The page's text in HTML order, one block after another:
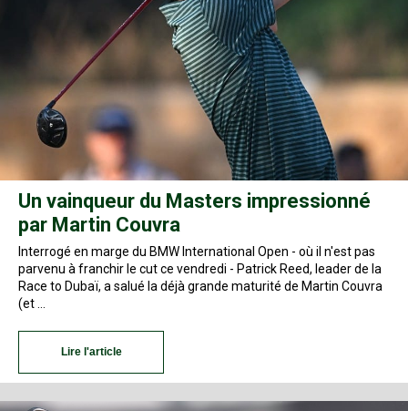
Un vainqueur du Masters impressionné
par Martin Couvra
Interrogé en marge du BMW International Open - où il n'est pas
parvenu à franchir le cut ce vendredi - Patrick Reed, leader de la
Race to Dubaï, a salué la déjà grande maturité de Martin Couvra
(et …
Lire l'article